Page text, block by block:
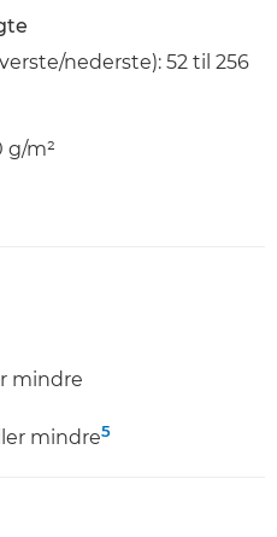
nederste): 52 til 256
g/m²
mindre
mindre5